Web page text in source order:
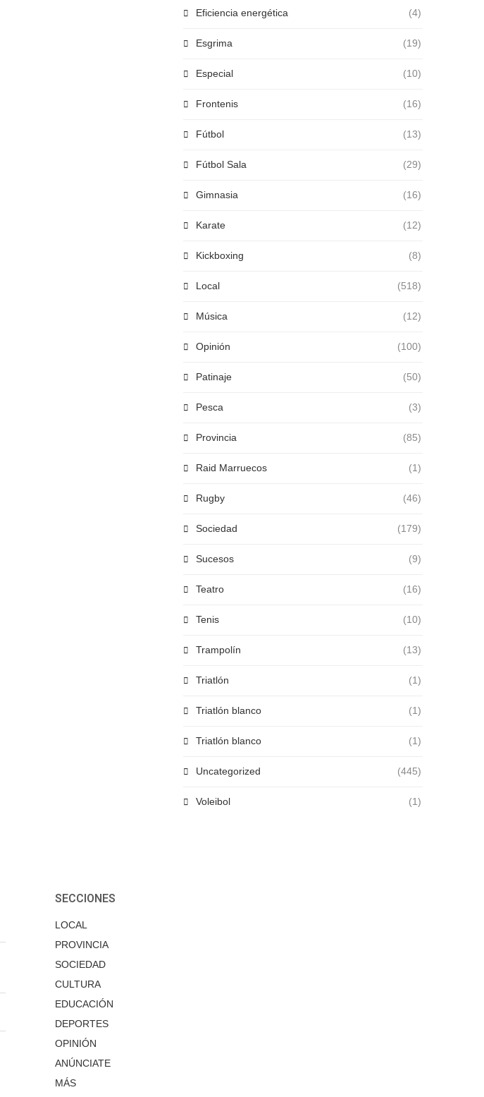
Eficiencia energética (4)
Esgrima (19)
Especial (10)
Frontenis (16)
Fútbol (13)
Fútbol Sala (29)
Gimnasia (16)
Karate (12)
Kickboxing (8)
Local (518)
Música (12)
Opinión (100)
Patinaje (50)
Pesca (3)
Provincia (85)
Raid Marruecos (1)
Rugby (46)
Sociedad (179)
Sucesos (9)
Teatro (16)
Tenis (10)
Trampolín (13)
Triatlón (1)
Triatlón blanco (1)
Triatlón blanco (1)
Uncategorized (445)
Voleibol (1)
SECCIONES
LOCAL
PROVINCIA
SOCIEDAD
CULTURA
EDUCACIÓN
DEPORTES
OPINIÓN
ANÚNCIATE
MÁS